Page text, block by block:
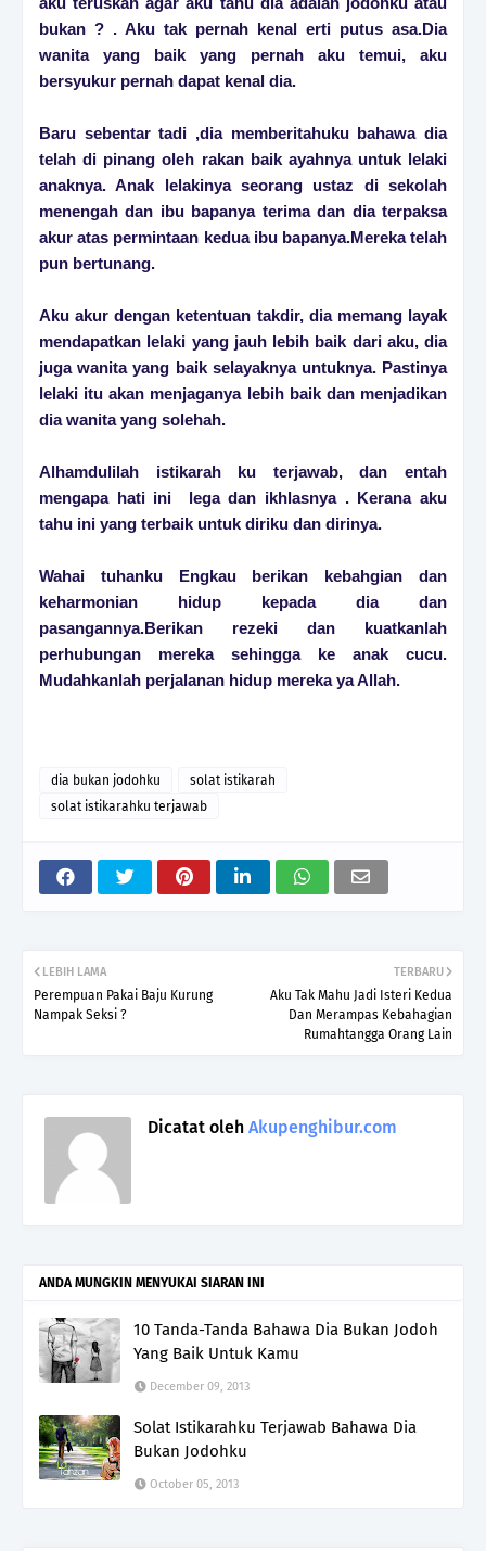
bukan ? . Aku tak pernah kenal erti putus asa.Dia
wanita yang baik yang pernah aku temui, aku
bersyukur pernah dapat kenal dia.
Baru sebentar tadi ,dia memberitahuku bahawa dia
telah di pinang oleh rakan baik ayahnya untuk lelaki
anaknya. Anak lelakinya seorang ustaz di sekolah
menengah dan ibu bapanya terima dan dia terpaksa
akur atas permintaan kedua ibu bapanya.Mereka telah
pun bertunang.
Aku akur dengan ketentuan takdir, dia memang layak
mendapatkan lelaki yang jauh lebih baik dari aku, dia
juga wanita yang baik selayaknya untuknya. Pastinya
lelaki itu akan menjaganya lebih baik dan menjadikan
dia wanita yang solehah.
Alhamdulilah istikarah ku terjawab, dan entah
mengapa hati ini lega dan ikhlasnya . Kerana aku
tahu ini yang terbaik untuk diriku dan dirinya.
Wahai tuhanku Engkau berikan kebahgian dan
keharmonian hidup kepada dia dan
pasangannya.Berikan rezeki dan kuatkanlah
perhubungan mereka sehingga ke anak cucu.
Mudahkanlah perjalanan hidup mereka ya Allah.
dia bukan jodohku
solat istikarah
solat istikarahku terjawab
TERBARU
Aku Tak Mahu Jadi Isteri Kedua
Dan Merampas Kebahagian
Rumahtangga Orang Lain
LEBIH LAMA
Perempuan Pakai Baju Kurung
Nampak Seksi ?
Dicatat oleh Akupenghibur.com
ANDA MUNGKIN MENYUKAI SIARAN INI
10 Tanda-Tanda Bahawa Dia Bukan Jodoh
Yang Baik Untuk Kamu
December 09, 2013
Solat Istikarahku Terjawab Bahawa Dia
Bukan Jodohku
October 05, 2013